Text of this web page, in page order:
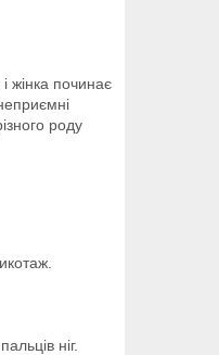
жінка починає
роду
ніг.